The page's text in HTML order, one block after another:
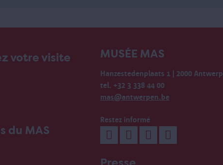
votre visite
du MAS
MUSÉE MAS
Hanzestedenplaats 1 | 2000
tel. +32 3 338 44 00
mas@antwerpen.be
Restez informé